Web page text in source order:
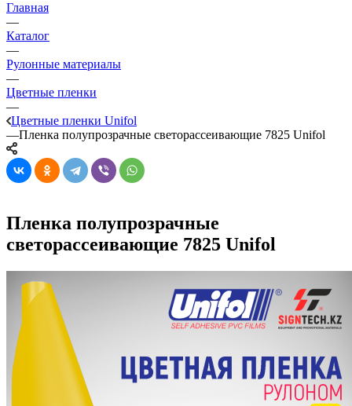
Главная
—
Каталог
—
Рулонные материалы
—
Цветные пленки
—
Цветные пленки Unifol
—Пленка полупрозрачные светорассеивающие 7825 Unifol
Пленка полупрозрачные
светорассеивающие 7825 Unifol